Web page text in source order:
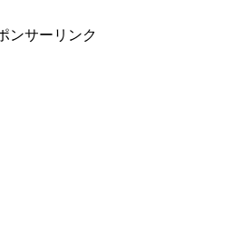
ンサーリンク